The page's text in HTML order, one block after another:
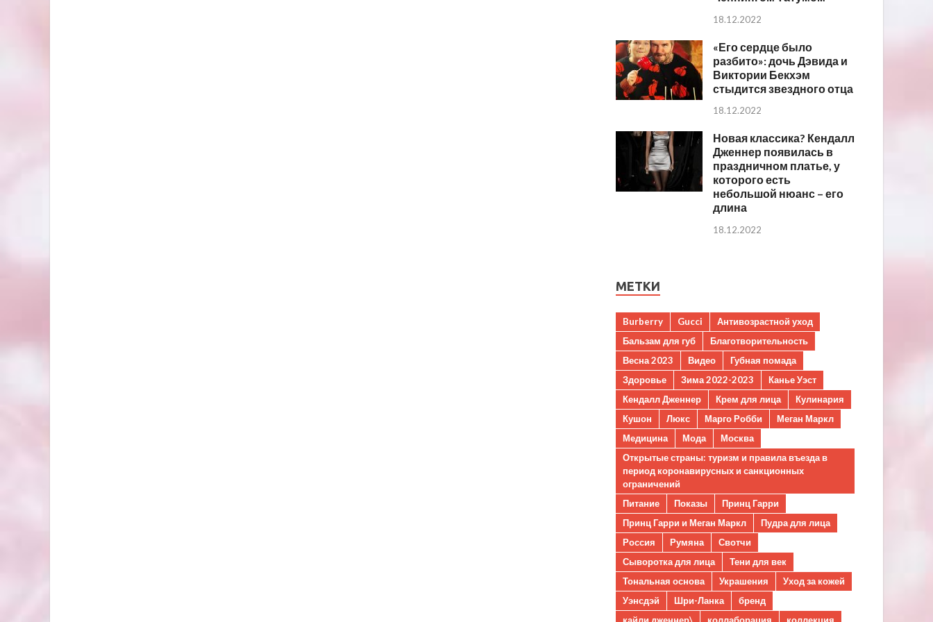
18.12.2022
«Его сердце было
разбито»: дочь Дэвида и
Виктории Бекхэм
стыдится звездного отца
18.12.2022
Новая классика? Кендалл
Дженнер появилась в
праздничном платье, у
которого есть
небольшой нюанс – его
длина
18.12.2022
МЕТКИ
Burberry Gucci
Антивозрастной уход
Бальзам для губ
Благотворительность
Весна 2023
Видео
Губная помада
Здоровье
Зима 2022-2023
Канье Уэст
Кендалл Дженнер
Крем для лица
Кулинария
Кушон
Люкс Марго Робби
Меган Маркл
Медицина
Мода
Москва
Открытые страны: туризм и правила въезда в
период коронавирусных и санкционных
ограничений
Питание
Показы
Принц Гарри
Принц Гарри и Меган Маркл
Пудра для лица
Россия
Румяна
Свотчи
Сыворотка для лица
Тени для век
Тональная основа
Украшения
Уход за кожей
Уэнсдэй
Шри-Ланка
бренд